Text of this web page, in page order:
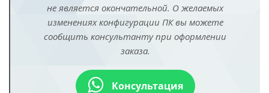
не является окончательной. О желаемых
изменениях конфигурации ПК вы можете
сообщить консультанту при оформлении
заказа.
Консультация